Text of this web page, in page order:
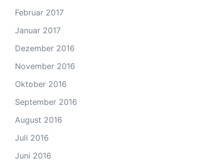
Februar 2017
Januar 2017
Dezember 2016
November 2016
Oktober 2016
September 2016
August 2016
Juli 2016
Juni 2016